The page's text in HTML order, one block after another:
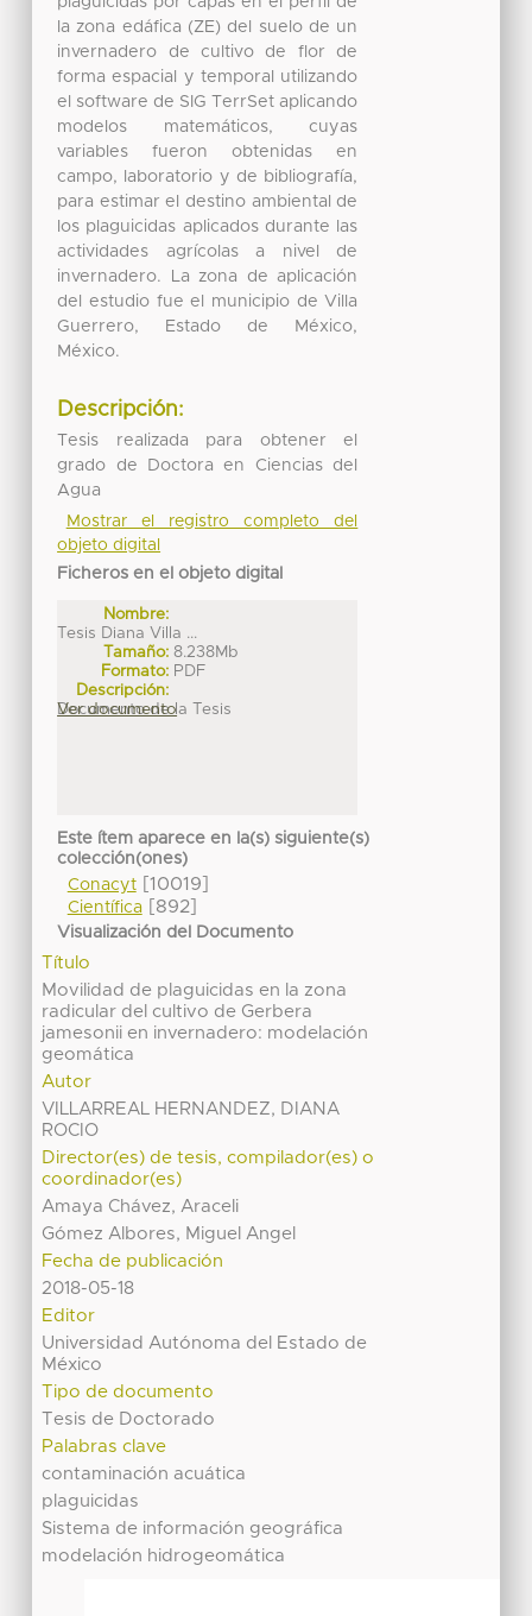
la zona edáfica (ZE) del suelo de un
invernadero de cultivo de flor de
forma espacial y temporal utilizando
el software de SIG TerrSet aplicando
modelos matemáticos, cuyas
variables fueron obtenidas en
campo, laboratorio y de bibliografía,
para estimar el destino ambiental de
los plaguicidas aplicados durante las
actividades agrícolas a nivel de
invernadero. La zona de aplicación
del estudio fue el municipio de Villa
Guerrero, Estado de México,
México.
Descripción:
Tesis realizada para obtener el
grado de Doctora en Ciencias del
Agua
Mostrar el registro completo del
objeto digital
Ficheros en el objeto digital
Nombre:
Tesis Diana Villa ...
Tamaño: 8.238Mb
Formato: PDF
Descripción:
Documento de la Tesis
Ver documento
Este ítem aparece en la(s) siguiente(s)
colección(ones)
Conacyt[10019]
Científica[892]
Visualización del Documento
Título
Movilidad de plaguicidas en la zona
radicular del cultivo de Gerbera
jamesonii en invernadero: modelación
geomática
Autor
VILLARREAL HERNANDEZ, DIANA
ROCIO
Director(es) de tesis, compilador(es) o
coordinador(es)
Amaya Chávez, Araceli
Gómez Albores, Miguel Angel
Fecha de publicación
2018-05-18
Editor
Universidad Autónoma del Estado de
México
Tipo de documento
Tesis de Doctorado
Palabras clave
contaminación acuática
plaguicidas
Sistema de información geográfica
modelación hidrogeomática